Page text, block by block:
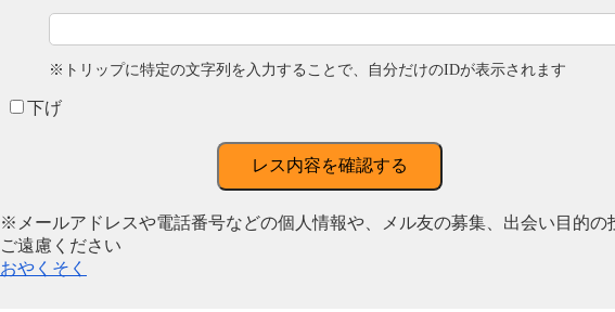
※トリップに特定の文字列を入力することで、自分だけのIDが表示されます
下げ
レス内容を確認する
※メールアドレスや電話番号などの個人情報や、メル友の募集、出会い目的の
ご遠慮ください
おやくそく